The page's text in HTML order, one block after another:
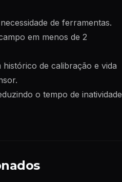
de ferramentas.
em menos de 2
de calibração e vida
o tempo de inatividade